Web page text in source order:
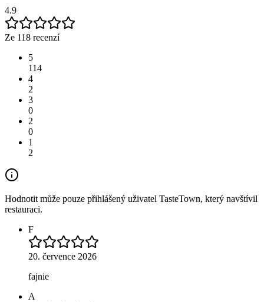
4.9
Ze 118 recenzí
5
114
4
2
3
0
2
0
1
2
Hodnotit může pouze přihlášený uživatel TasteTown, který navštívil
restauraci.
F
20. července 2026
fajnie
A